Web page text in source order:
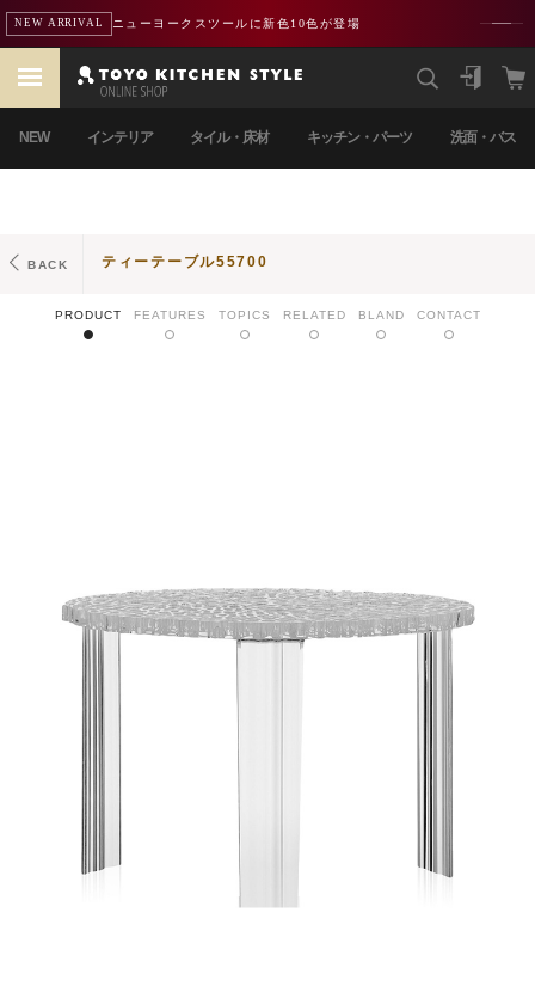
NEW ARRIVAL ニューヨークスツールに新色10色が登場
NEW インテリア タイル・床材 キッチン・パーツ 洗面・バス
BACK ティーテーブル55700
PRODUCT FEATURES TOPICS RELATED BLAND CONTACT